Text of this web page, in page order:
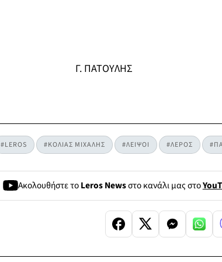
Γ. ΠΑΤΟΥΛΗΣ
#LEROS #ΚΟΛΙΑΣ ΜΙΧΑΛΗΣ #ΛΕΙΨΟΙ #ΛΕΡΟΣ
Ακολουθήστε τοLeros Newsστο κανάλι μας στο